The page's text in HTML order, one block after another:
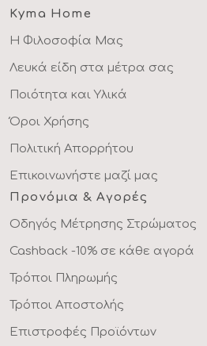
Kyma Home
Η Φιλοσοφία Μας
Λευκά είδη στα μέτρα σας
Ποιότητα και Υλικά
Όροι Χρήσης
Πολιτική Απορρήτου
Επικοινωνήστε μαζί μας
Προνόμια & Αγορές
Οδηγός Μέτρησης Στρώματος
Cashback -10% σε κάθε αγορά
Τρόποι Πληρωμής
Τρόποι Αποστολής
Επιστροφές Προϊόντων